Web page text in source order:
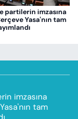
partilerin imzasına
Yasa'nın tam
imzasına
tam